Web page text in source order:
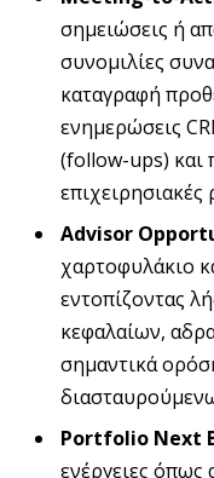
σημειώσεις ή
συνομιλίες
καταγραφή
ενημερώσεις
(follow-ups) και
επιχειρησιακές
Advisor
χαρτοφυλάκιο
εντοπίζοντας
κεφαλαίων,
σημαντικά
Portfolio Next
ενέργειες